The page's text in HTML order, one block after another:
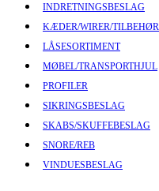
INDRETNINGSBESLAG
KÆDER/WIRER/TILBEHØR
LÅSESORTIMENT
MØBEL/TRANSPORTHJUL
PROFILER
SIKRINGSBESLAG
SKABS/SKUFFEBESLAG
SNORE/REB
VINDUESBESLAG